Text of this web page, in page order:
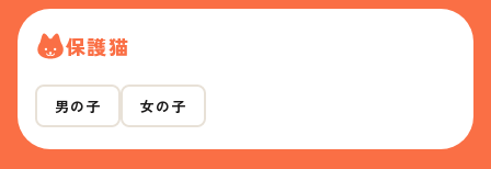
保護猫
男の子 女の子